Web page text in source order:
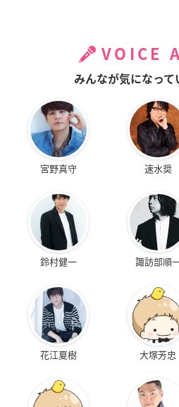
VOICE
みんなが気になって
宮野真守 速水奨
鈴村健一 諏訪部順
花江夏樹 大塚芳忠